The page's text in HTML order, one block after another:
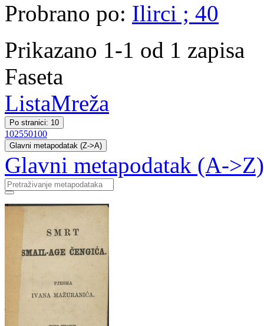
Probrano po: Ilirci ; 40
Prikazano 1-1 od 1 zapisa
Faseta
ListaMreža
Po stranici: 10
102550100
Glavni metapodatak (Z->A)
Glavni metapodatak (A->Z)